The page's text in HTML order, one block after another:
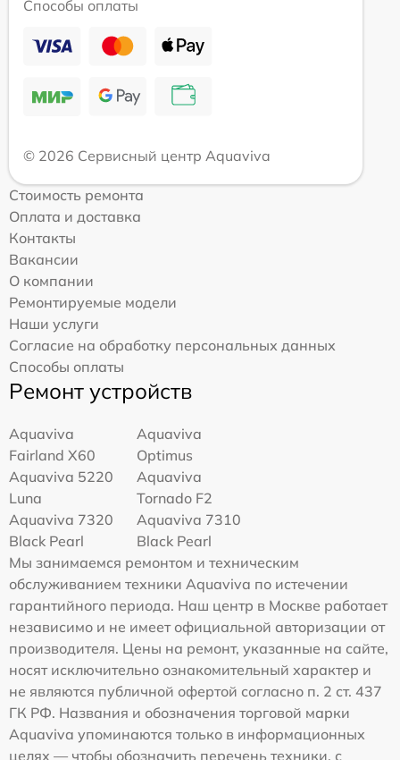
Способы оплаты
© 2026 Сервисный центр Aquaviva
Стоимость ремонта
Оплата и доставка
Контакты
Вакансии
О компании
Ремонтируемые модели
Наши услуги
Согласие на обработку персональных данных
Способы оплаты
Ремонт устройств
Aquaviva
Fairland X60
Aquaviva
Optimus
Aquaviva 5220
Luna
Aquaviva
Tornado F2
Aquaviva 7320
Black Pearl
Aquaviva 7310
Black Pearl
Мы занимаемся ремонтом и техническим
обслуживанием техники Aquaviva по истечении
гарантийного периода. Наш центр в Москве работает
независимо и не имеет официальной авторизации от
производителя. Цены на ремонт, указанные на сайте,
носят исключительно ознакомительный характер и
не являются публичной офертой согласно п. 2 ст. 437
ГК РФ. Названия и обозначения торговой марки
Aquaviva упоминаются только в информационных
целях — чтобы обозначить перечень техники, с